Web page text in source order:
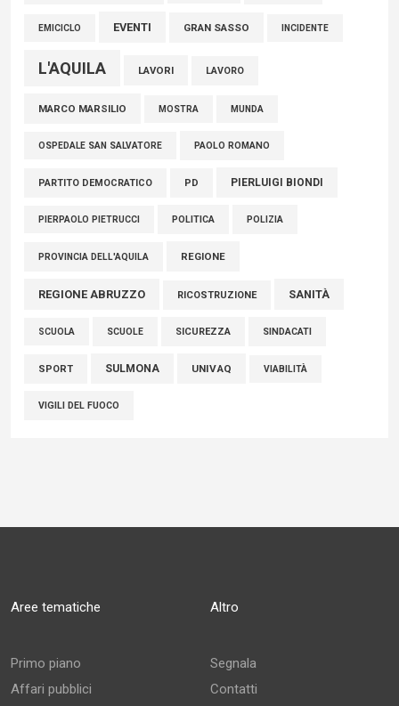
EMICICLO EVENTI GRAN SASSO INCIDENTE
L'AQUILA LAVORI LAVORO
MARCO MARSILIO MOSTRA MUNDA
OSPEDALE SAN SALVATORE PAOLO ROMANO
PARTITO DEMOCRATICO PD PIERLUIGI BIONDI
PIERPAOLO PIETRUCCI POLITICA POLIZIA
PROVINCIA DELL'AQUILA REGIONE
REGIONE ABRUZZO RICOSTRUZIONE SANITÀ
SCUOLA SCUOLE SICUREZZA SINDACATI
SPORT SULMONA UNIVAQ VIABILITÀ
VIGILI DEL FUOCO
Aree tematiche
Primo piano
Affari pubblici
Altro
Segnala
Contatti